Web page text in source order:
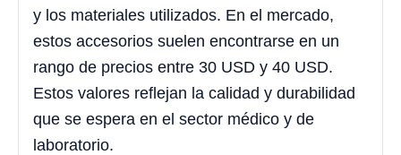
y los materiales utilizados. En el mercado,
estos accesorios suelen encontrarse en un
rango de precios entre 30 USD y 40 USD.
Estos valores reflejan la calidad y durabilidad
que se espera en el sector médico y de
laboratorio.